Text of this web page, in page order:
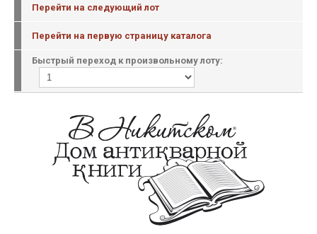
Перейти на следующий лот
Перейти на первую страницу каталога
Быстрый переход к произвольному лоту: